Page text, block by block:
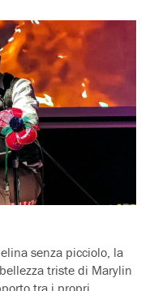
senza picciolo, la
triste di Marylin
tra i propri